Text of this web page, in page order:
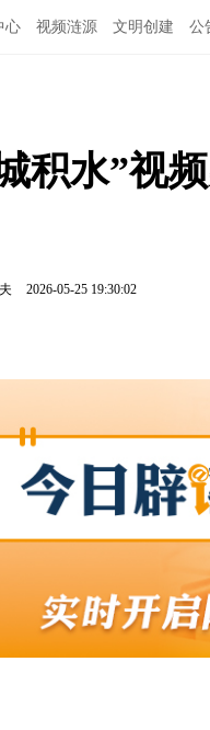
心 视频涟源 文明创建 公
积水”视
2026-05-25 19:30:02